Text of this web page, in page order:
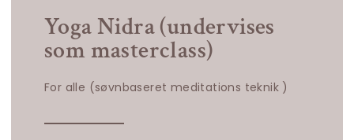
Yoga Nidra (undervises
som masterclass)
For alle (søvnbaseret meditations teknik )